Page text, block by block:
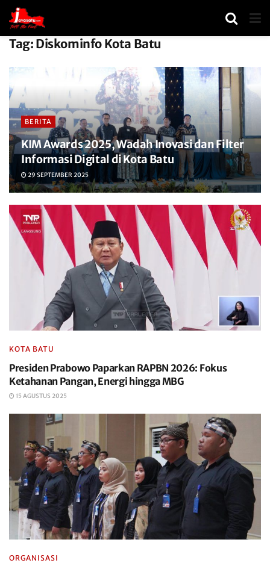
Tag: Diskominfo Kota Batu
BERITA
KIM Awards 2025, Wadah Inovasi dan Filter
Informasi Digital di Kota Batu
29 SEPTEMBER 2025
KOTA BATU
Presiden Prabowo Paparkan RAPBN 2026: Fokus
Ketahanan Pangan, Energi hingga MBG
15 AGUSTUS 2025
ORGANISASI